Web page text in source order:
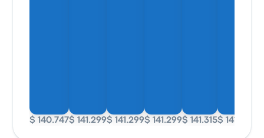
$ 140.747$ 141.299$ 141.299$ 141.299$ 141.315$ 141.299